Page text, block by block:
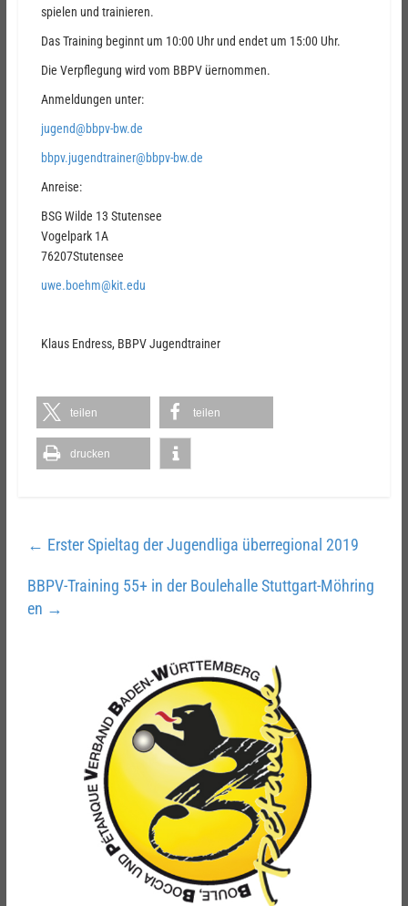
spielen und trainieren.
Das Training beginnt um 10:00 Uhr und endet um 15:00 Uhr.
Die Verpflegung wird vom BBPV üernommen.
Anmeldungen unter:
jugend@bbpv-bw.de
bbpv.jugendtrainer@bbpv-bw.de
Anreise:
BSG Wilde 13 Stutensee
Vogelpark 1A
76207Stutensee
uwe.boehm@kit.edu
Klaus Endress, BBPV Jugendtrainer
teilen teilen
drucken
← Erster Spieltag der Jugendliga überregional 2019
BBPV-Training 55+ in der Boulehalle Stuttgart-Möhring
en →